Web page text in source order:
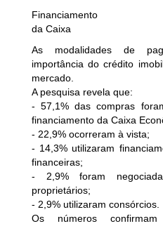
Financiamento
da Caixa
As modalidades de
importância do crédito
mercado.
A pesquisa revela que:
- 57,1% das compras
financiamento da Caixa
- 22,9% ocorreram à vista;
- 14,3% utilizaram
financeiras;
- 2,9% foram
proprietários;
- 2,9% utilizaram consórcios.
Os números